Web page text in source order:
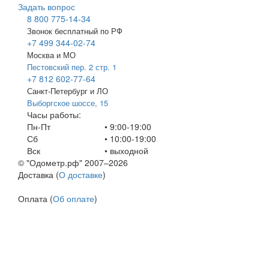
Задать вопрос
8 800 775-14-34
Звонок бесплатный по РФ
+7 499 344-02-74
Москва и МО
Пестовский пер. 2 стр. 1
+7 812 602-77-64
Санкт-Петербург и ЛО
Выборгское шоссе, 15
Часы работы:
Пн-Пт
Сб
Вск
• 9:00-19:00
• 10:00-19:00
• выходной
© "Одометр.рф" 2007–2026
Доставка (О доставке)
Оплата (Об оплате)